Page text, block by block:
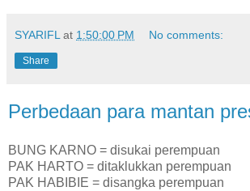
SYARIFL at 1:50:00 PM No comments:
Share
Perbedaan para mantan
BUNG KARNO = disukai perempuan
PAK HARTO = ditaklukkan perempuan
PAK HABIBIE = disangka perempuan